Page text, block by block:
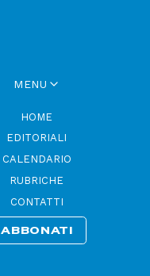
MENU
HOME
EDITORIALI
CALENDARIO
RUBRICHE
CONTATTI
ABBONATI